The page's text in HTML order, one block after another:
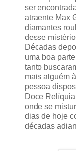
ser
atraente Max
diamantes
desse
Décadas
uma boa
tanto
mais alguém
pessoa
Doce
onde se
dias de hoje
décadas